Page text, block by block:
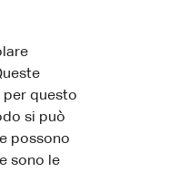
per questo
si può
possono
sono le